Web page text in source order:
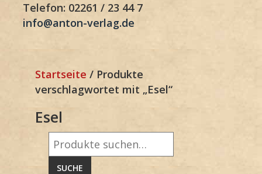
Telefon: 02261 / 23 44 7
info@anton-verlag.de
Startseite / Produkte
verschlagwortet mit „Esel“
Esel
Suche
nach:
SUCHE